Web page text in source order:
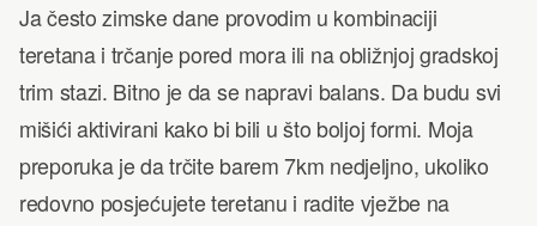
Ja često zimske dane provodim u kombinaciji
teretana i trčanje pored mora ili na obližnjoj gradskoj
trim stazi. Bitno je da se napravi balans. Da budu svi
mišići aktivirani kako bi bili u što boljoj formi. Moja
preporuka je da trčite barem 7km nedjeljno, ukoliko
redovno posjećujete teretanu i radite vježbe na